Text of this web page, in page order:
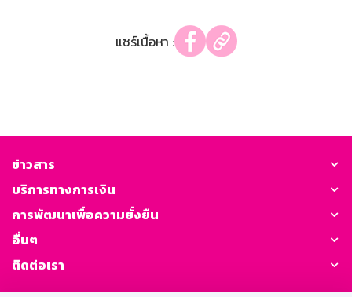
แชร์เนื้อหา :
ข่าวสาร
บริการทางการเงิน
การพัฒนาเพื่อความยั่งยืน
อื่นๆ
ติดต่อเรา